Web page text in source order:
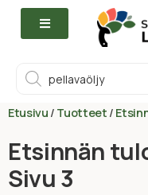
Etusivu / Tuotteet /
Etsinnän
Sivu 3